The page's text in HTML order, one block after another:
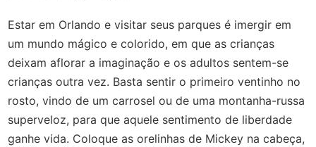
Estar em Orlando e visitar seus parques é imergir em
um mundo mágico e colorido, em que as crianças
deixam aflorar a imaginação e os adultos sentem-se
crianças outra vez. Basta sentir o primeiro ventinho no
rosto, vindo de um carrosel ou de uma montanha-russa
superveloz, para que aquele sentimento de liberdade
ganhe vida. Coloque as orelinhas de Mickey na cabeça,